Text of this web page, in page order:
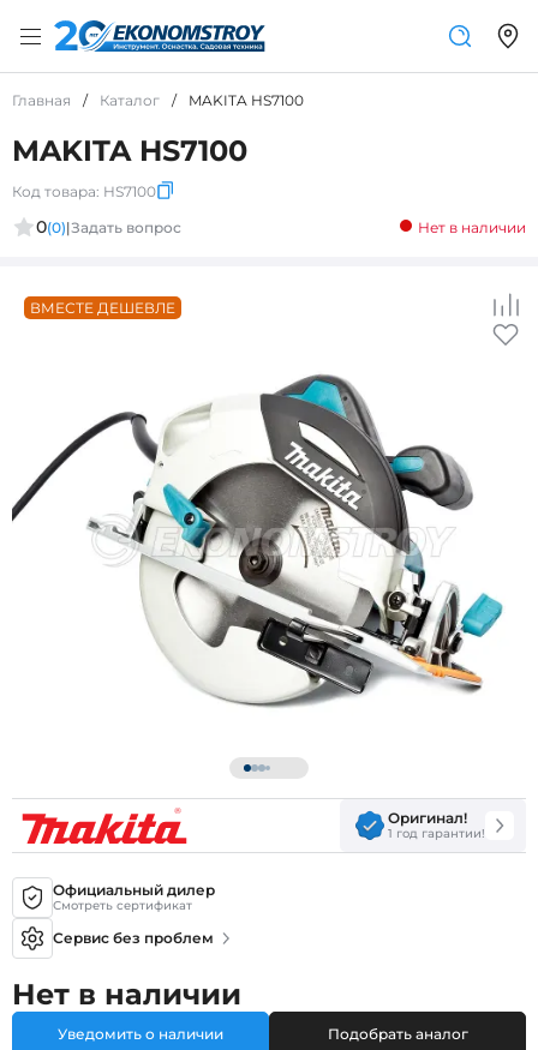
Главная / Каталог / MAKITA HS7100
MAKITA HS7100
Код товара: HS7100
0(0)|Задать вопрос Нет в наличии
ВМЕСТЕ ДЕШЕВЛЕ
Оригинал!
1 год гарантии!
Официальный дилер
Смотреть сертификат
Сервис без проблем
Нет в наличии
Уведомить о наличии Подобрать аналог